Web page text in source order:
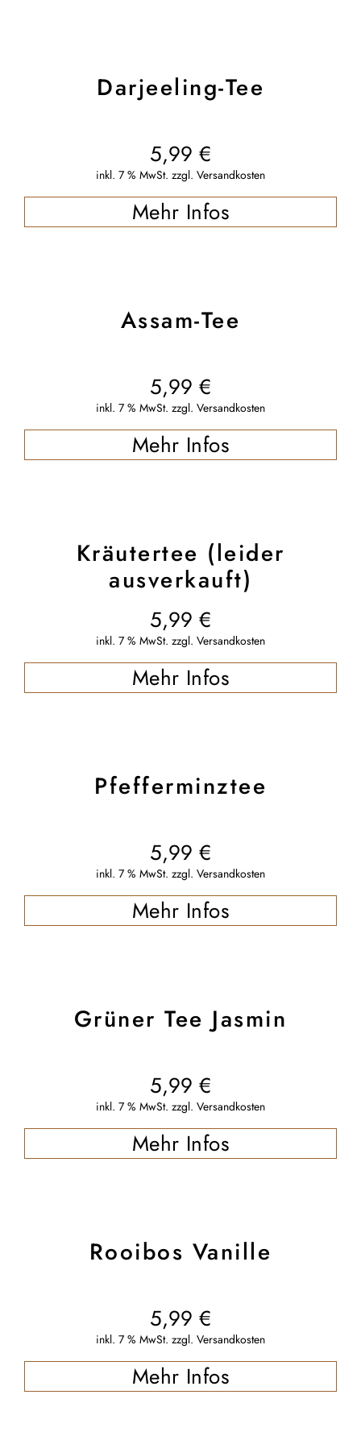
Darjeeling-Tee
5,99 €
inkl. 7 % MwSt. zzgl. Versandkosten
Mehr Infos
Assam-Tee
5,99 €
inkl. 7 % MwSt. zzgl. Versandkosten
Mehr Infos
Kräutertee (leider
ausverkauft)
5,99 €
inkl. 7 % MwSt. zzgl. Versandkosten
Mehr Infos
Pfefferminztee
5,99 €
inkl. 7 % MwSt. zzgl. Versandkosten
Mehr Infos
Grüner Tee Jasmin
5,99 €
inkl. 7 % MwSt. zzgl. Versandkosten
Mehr Infos
Rooibos Vanille
5,99 €
inkl. 7 % MwSt. zzgl. Versandkosten
Mehr Infos